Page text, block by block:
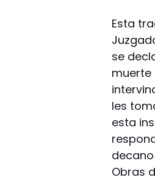
Esta
se
muerte
les
esta
Obras